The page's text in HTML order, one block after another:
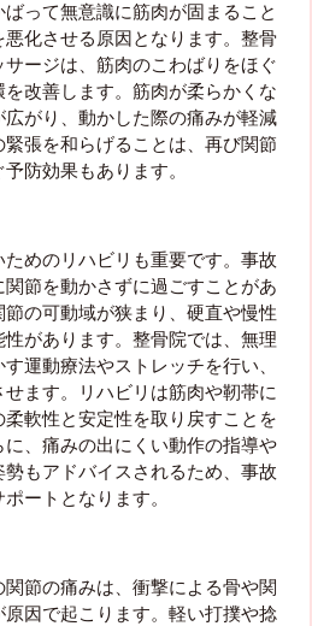
って無意識に筋肉が固まること
化させる原因となります。整骨
ージは、筋肉のこわばりをほぐ
改善します。筋肉が柔らかくな
がり、動かした際の痛みが軽減
張を和らげることは、再び関節
防効果もあります。
めのリハビリも重要です。事故
節を動かさずに過ごすことがあ
の可動域が狭まり、硬直や慢性
があります。整骨院では、無理
運動療法やストレッチを行い、
ます。リハビリは筋肉や靭帯に
軟性と安定性を取り戻すことを
、痛みの出にくい動作の指導や
もアドバイスされるため、事故
ートとなります。
節の痛みは、衝撃による骨や関
因で起こります。軽い打撲や捻